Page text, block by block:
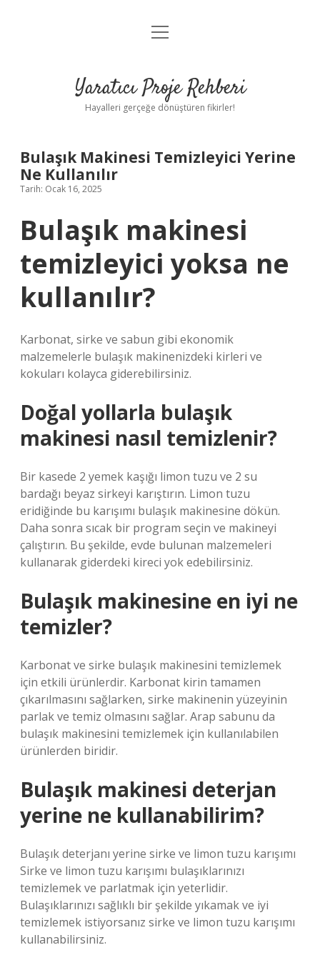
Anasayfa
Yasal Uyarı
menüyü
Yaratıcı Proje Rehberi
Hayalleri gerçeğe dönüştüren fikirler!
Bulaşık Makinesi Temizleyici Yerine
Ne Kullanılır
Tarih: Ocak 16, 2025
Bulaşık makinesi
temizleyici yoksa ne
kullanılır?
Karbonat, sirke ve sabun gibi ekonomik
malzemelerle bulaşık makinenizdeki kirleri ve
kokuları kolayca giderebilirsiniz.
Doğal yollarla bulaşık
makinesi nasıl temizlenir?
Bir kasede 2 yemek kaşığı limon tuzu ve 2 su
bardağı beyaz sirkeyi karıştırın. Limon tuzu
eridiğinde bu karışımı bulaşık makinesine dökün.
Daha sonra sıcak bir program seçin ve makineyi
çalıştırın. Bu şekilde, evde bulunan malzemeleri
kullanarak giderdeki kireci yok edebilirsiniz.
Bulaşık makinesine en iyi ne
temizler?
Karbonat ve sirke bulaşık makinesini temizlemek
için etkili ürünlerdir. Karbonat kirin tamamen
çıkarılmasını sağlarken, sirke makinenin yüzeyinin
parlak ve temiz olmasını sağlar. Arap sabunu da
bulaşık makinesini temizlemek için kullanılabilen
ürünlerden biridir.
Bulaşık makinesi deterjan
yerine ne kullanabilirim?
Bulaşık deterjanı yerine sirke ve limon tuzu karışımı
Sirke ve limon tuzu karışımı bulaşıklarınızı
temizlemek ve parlatmak için yeterlidir.
Bulaşıklarınızı sağlıklı bir şekilde yıkamak ve iyi
temizlemek istiyorsanız sirke ve limon tuzu karışımı
kullanabilirsiniz.